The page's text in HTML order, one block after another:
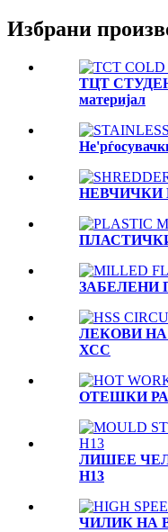
Избрани
ТЦТ
материјал
НЕВЧИЧКИ
ЗАБЕЛЕНИ
ЛЕКОВИ
ХСС
OTЕШКИ
ЛИШЕЕ
H13
ЧИЛИК НА